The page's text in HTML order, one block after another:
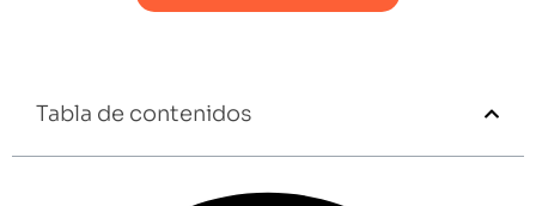
Tabla de contenidos